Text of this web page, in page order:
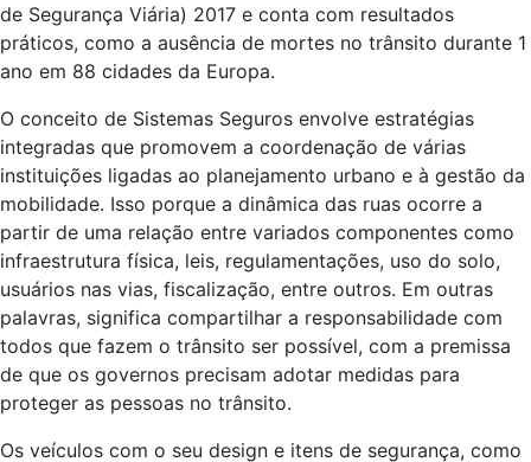
de Segurança Viária) 2017 e conta com resultados
práticos, como a ausência de mortes no trânsito durante 1
ano em 88 cidades da Europa.
O conceito de Sistemas Seguros envolve estratégias
integradas que promovem a coordenação de várias
instituições ligadas ao planejamento urbano e à gestão da
mobilidade. Isso porque a dinâmica das ruas ocorre a
partir de uma relação entre variados componentes como
infraestrutura física, leis, regulamentações, uso do solo,
usuários nas vias, fiscalização, entre outros. Em outras
palavras, significa compartilhar a responsabilidade com
todos que fazem o trânsito ser possível, com a premissa
de que os governos precisam adotar medidas para
proteger as pessoas no trânsito.
Os veículos com o seu design e itens de segurança, como